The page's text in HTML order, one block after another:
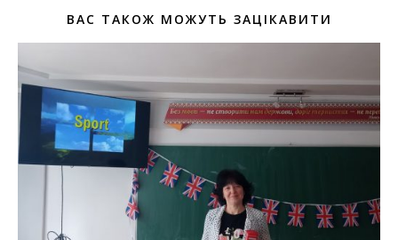
ВАС ТАКОЖ МОЖУТЬ ЗАЦІКАВИТИ